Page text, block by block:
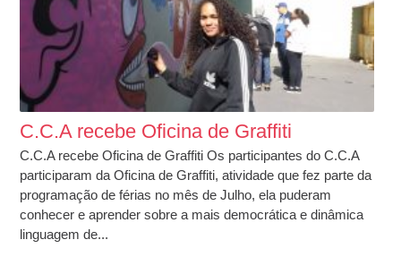
C.C.A recebe Oficina de Graffiti
C.C.A recebe Oficina de Graffiti Os participantes do C.C.A
participaram da Oficina de Graffiti, atividade que fez parte da
programação de férias no mês de Julho, ela puderam
conhecer e aprender sobre a mais democrática e dinâmica
linguagem de...